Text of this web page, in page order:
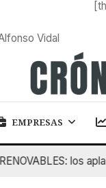
Vidal
EMPRESAS
los